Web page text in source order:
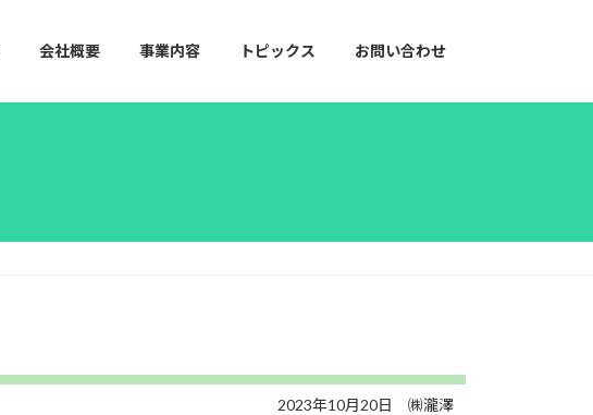
会社概要 事業内容 トピックス お問い合わせ
2023年10月20日 ㈱瀧澤